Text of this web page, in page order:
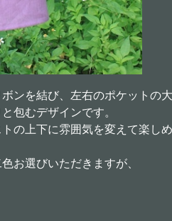
ンを結び、左右のポケットの
包むデザインです。
の上下に雰囲気を変えて楽しめ
お選びいただきますが、